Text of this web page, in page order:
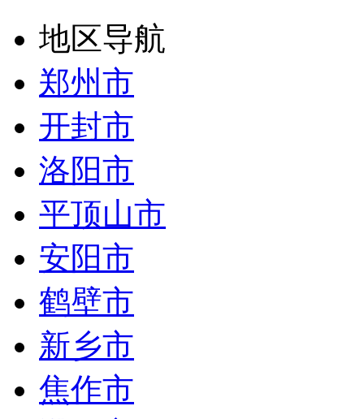
地区导航
郑州市
开封市
洛阳市
平顶山市
安阳市
鹤壁市
新乡市
焦作市